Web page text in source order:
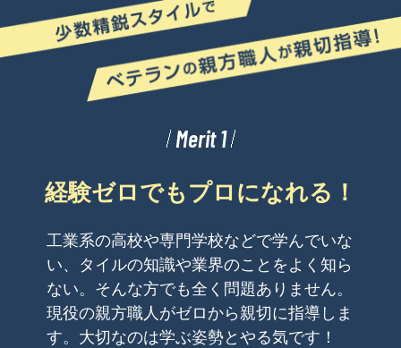
Merit 1
経験ゼロでもプロになれる！
工業系の高校や専門学校などで学んでいな
い、タイルの知識や業界のことをよく知ら
ない。そんな方でも全く問題ありません。
現役の親方職人がゼロから親切に指導しま
す。大切なのは学ぶ姿勢とやる気です！